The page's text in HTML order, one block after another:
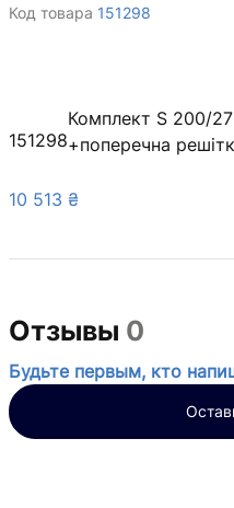
Код товара 151298
151298
Комплект S 200/
+поперечна
10 513 ₴
Отзывы 0
Будьте первым, кто